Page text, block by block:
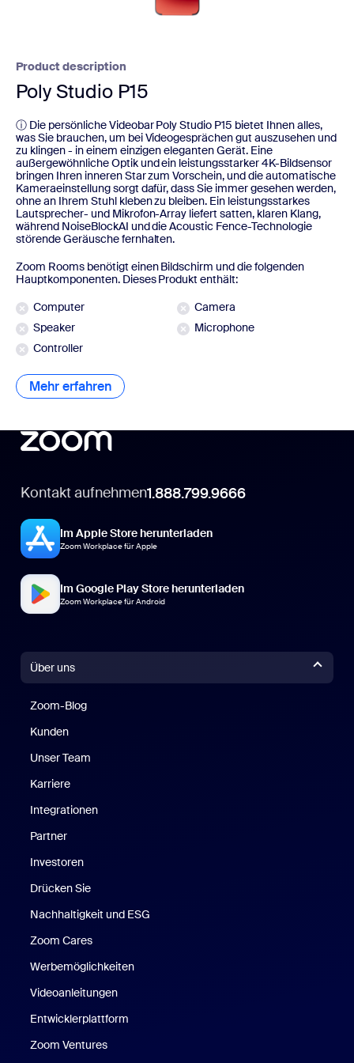
Product description
Poly Studio P15
ⓘ Die persönliche Videobar Poly Studio P15 bietet Ihnen alles,
was Sie brauchen, um bei Videogesprächen gut auszusehen und
zu klingen - in einem einzigen eleganten Gerät. Eine
außergewöhnliche Optik und ein leistungsstarker 4K-Bildsensor
bringen Ihren inneren Star zum Vorschein, und die automatische
Kameraeinstellung sorgt dafür, dass Sie immer gesehen werden,
ohne an Ihrem Stuhl kleben zu bleiben. Ein leistungsstarkes
Lautsprecher- und Mikrofon-Array liefert satten, klaren Klang,
während NoiseBlockAI und die Acoustic Fence-Technologie
störende Geräusche fernhalten.
Zoom Rooms benötigt einen Bildschirm und die folgenden
Hauptkomponenten. Dieses Produkt enthält:
Computer
Camera
Speaker
Microphone
Controller
Mehr erfahren Mehr erfahren
Kontakt aufnehmen1.888.799.9666
Im Apple Store herunterladen
Zoom Workplace für Apple
Im Google Play Store herunterladen
Zoom Workplace für Android
Über uns
Zoom-Blog
Kunden
Unser Team
Karriere
Integrationen
Partner
Investoren
Drücken Sie
Nachhaltigkeit und ESG
Zoom Cares
Werbemöglichkeiten
Videoanleitungen
Entwicklerplattform
Zoom Ventures